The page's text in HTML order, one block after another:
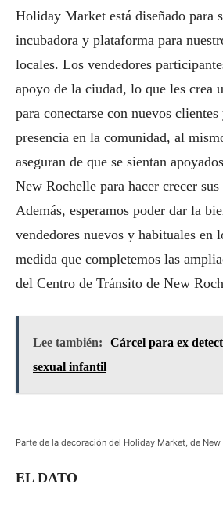
Holiday Market está diseñado para
incubadora y plataforma para
locales. Los vendedores
apoyo de la ciudad, lo que les crea
para conectarse con nuevos
presencia en la comunidad, al
aseguran de que se sientan
New Rochelle para hacer crecer
Además, esperamos poder dar la
vendedores nuevos y habituales en
medida que completemos las
del Centro de Tránsito de New
Lee también:
Cárcel para ex
sexual infantil
Parte de la decoración del Holiday Market, de New
EL DATO